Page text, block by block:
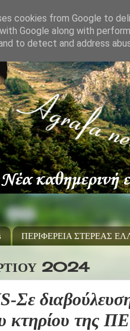
ΠΕΡΙΦΕΡΕΙΑ ΣΤΕΡΕΑΣ
2024
Σε
κτηρίου της
cookies from Google to
Google along with
to detect and address